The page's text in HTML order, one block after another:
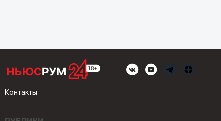
Контакты